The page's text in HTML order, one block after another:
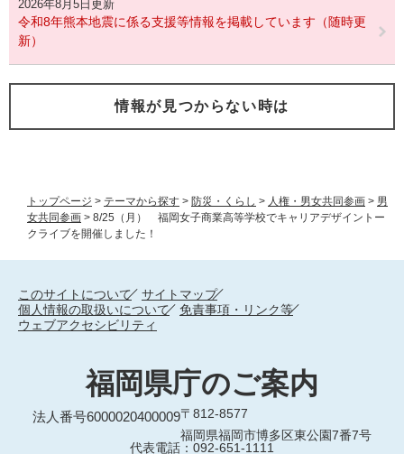
トップページ > テーマから探す > 防災・くらし > 人権・男女共同参画 > 男
女共同参画 > 8/25（月） 福岡女子商業高等学校でキャリアデザイントー
クライブを開催しました！
2026年8月5日更新
令和8年熊本地震に係る支援等情報を掲載しています（随時更
新）
情報が見つからない時は
このサイトについて
サイトマップ
個人情報の取扱いについて
免責事項・リンク等
ウェブアクセシビリティ
福岡県庁のご案内
法人番号6000020400009〒812-8577
福岡県福岡市博多区東公園7番7号
代表電話：092-651-1111